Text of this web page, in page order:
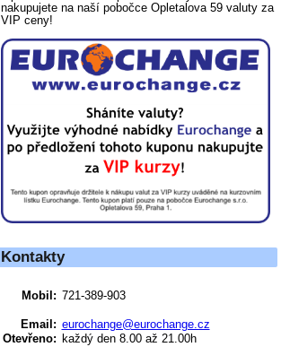
nakupujete na naší pobočce Opletalova 59 valuty za
VIP ceny!
Kontakty
Mobil: 721-389-903
Email: eurochange@eurochange.cz
Otevřeno: každý den 8.00 až 21.00h